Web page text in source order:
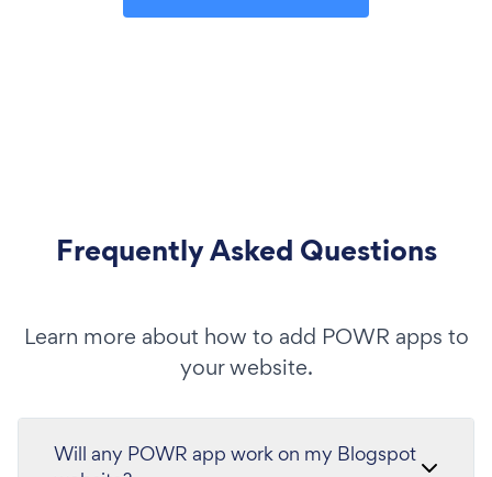
Frequently Asked Questions
Learn more about how to add POWR apps to
your website.
Will any POWR app work on my Blogspot